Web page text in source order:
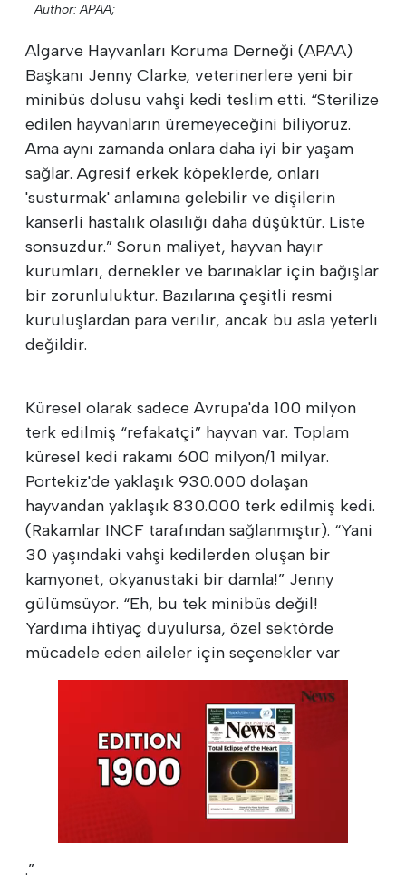
Author: APAA;
Algarve Hayvanları Koruma Derneği (APAA)
Başkanı Jenny Clarke, veterinerlere yeni bir
minibüs dolusu vahşi kedi teslim etti. “Sterilize
edilen hayvanların üremeyeceğini biliyoruz.
Ama aynı zamanda onlara daha iyi bir yaşam
sağlar. Agresif erkek köpeklerde, onları
'susturmak' anlamına gelebilir ve dişilerin
kanserli hastalık olasılığı daha düşüktür. Liste
sonsuzdur.” Sorun maliyet, hayvan hayır
kurumları, dernekler ve barınaklar için bağışlar
bir zorunluluktur. Bazılarına çeşitli resmi
kuruluşlardan para verilir, ancak bu asla yeterli
değildir.
Küresel olarak sadece Avrupa'da 100 milyon
terk edilmiş “refakatçi” hayvan var. Toplam
küresel kedi rakamı 600 milyon/1 milyar.
Portekiz'de yaklaşık 930.000 dolaşan
hayvandan yaklaşık 830.000 terk edilmiş kedi.
(Rakamlar INCF tarafından sağlanmıştır). “Yani
30 yaşındaki vahşi kedilerden oluşan bir
kamyonet, okyanustaki bir damla!” Jenny
gülümsüyor. “Eh, bu tek minibüs değil!
Yardıma ihtiyaç duyulursa, özel sektörde
mücadele eden aileler için seçenekler var
.”